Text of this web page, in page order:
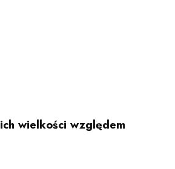
ich wielkości względem